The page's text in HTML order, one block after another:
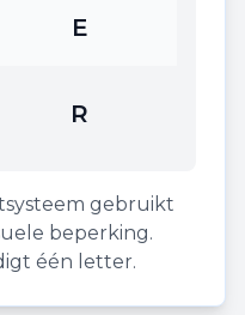
E
R
gebruikt
beperking.
één letter.